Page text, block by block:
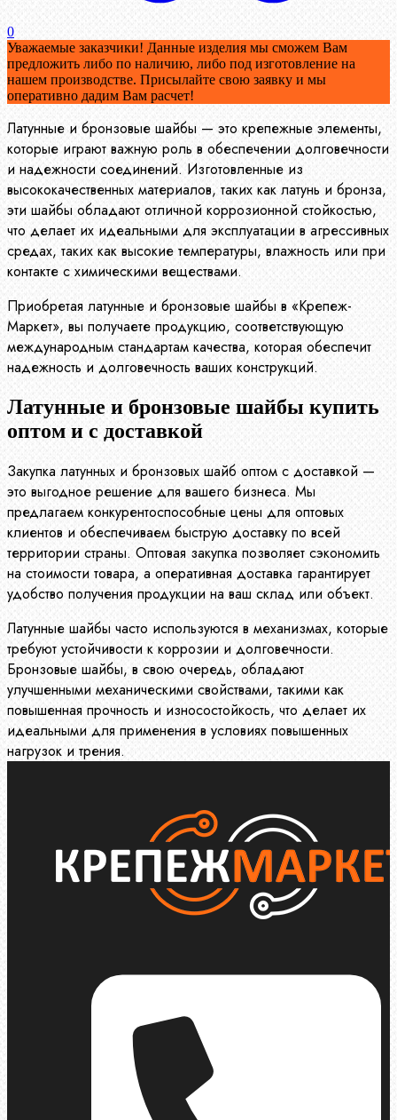
0
Уважаемые заказчики! Данные изделия мы сможем Вам
предложить либо по наличию, либо под изготовление на
нашем производстве. Присылайте свою заявку и мы
оперативно дадим Вам расчет!
Латунные и бронзовые шайбы — это крепежные элементы,
которые играют важную роль в обеспечении долговечности
и надежности соединений. Изготовленные из
высококачественных материалов, таких как латунь и бронза,
эти шайбы обладают отличной коррозионной стойкостью,
что делает их идеальными для эксплуатации в агрессивных
средах, таких как высокие температуры, влажность или при
контакте с химическими веществами.
Приобретая латунные и бронзовые шайбы в «Крепеж-
Маркет», вы получаете продукцию, соответствующую
международным стандартам качества, которая обеспечит
надежность и долговечность ваших конструкций.
Латунные и бронзовые шайбы купить
оптом и с доставкой
Закупка латунных и бронзовых шайб оптом с доставкой —
это выгодное решение для вашего бизнеса. Мы
предлагаем конкурентоспособные цены для оптовых
клиентов и обеспечиваем быструю доставку по всей
территории страны. Оптовая закупка позволяет сэкономить
на стоимости товара, а оперативная доставка гарантирует
удобство получения продукции на ваш склад или объект.
Латунные шайбы часто используются в механизмах, которые
требуют устойчивости к коррозии и долговечности.
Бронзовые шайбы, в свою очередь, обладают
улучшенными механическими свойствами, такими как
повышенная прочность и износостойкость, что делает их
идеальными для применения в условиях повышенных
нагрузок и трения.